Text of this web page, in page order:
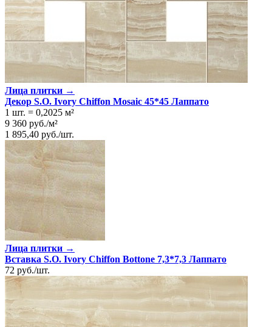
Лица плитки →
Декор S.O. Ivory Chiffon Mosaic 45*45 Лаппато
1 шт. = 0,2025 м²
9 360 руб./м²
1 895,40 руб./шт.
Лица плитки →
Вставка S.O. Ivory Chiffon Bottone 7,3*7,3 Лаппато
72 руб./шт.